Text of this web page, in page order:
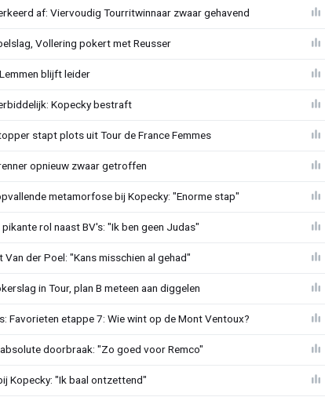
af: Viervoudig Tourritwinnaar zwaar gehavend
Vollering pokert met Reusser
blijft leider
Kopecky bestraft
stapt plots uit Tour de France Femmes
opnieuw zwaar getroffen
metamorfose bij Kopecky: "Enorme stap"
rol naast BV's: "Ik ben geen Judas"
der Poel: "Kans misschien al gehad"
in Tour, plan B meteen aan diggelen
Favorieten etappe 7: Wie wint op de Mont Ventoux?
doorbraak: "Zo goed voor Remco"
Kopecky: "Ik baal ontzettend"